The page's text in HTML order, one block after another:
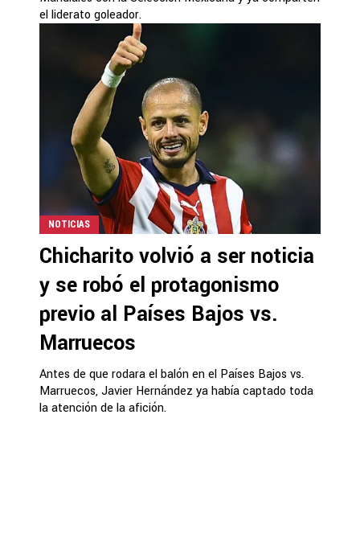
el liderato goleador.
NOTICIAS
Chicharito volvió a ser noticia
y se robó el protagonismo
previo al Países Bajos vs.
Marruecos
Antes de que rodara el balón en el Países Bajos vs.
Marruecos, Javier Hernández ya había captado toda
la atención de la afición.